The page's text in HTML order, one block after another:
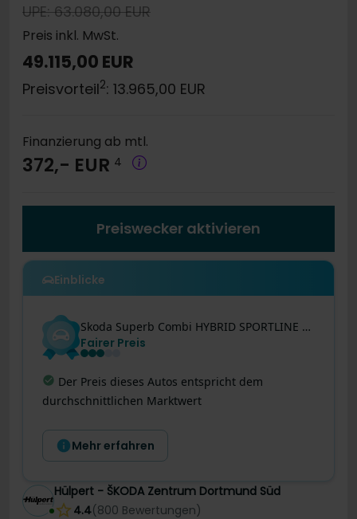
UPE: 63.080,00 EUR
Preis inkl. MwSt.
49.115,00 EUR
Preisvorteil2: 13.965,00 EUR
Finanzierung ab mtl.
372,- EUR 4
Preiswecker aktivieren
Einblicke
Skoda Superb Combi HYBRID SPORTLINE AHK HEADUP 360CAM
Fairer Preis
Effizienter Antrieb:Geringer Verbrauch von
1.4 l/100km
Mehr erfahren
Hülpert - ŠKODA Zentrum Dortmund Süd
4.4(800 Bewertungen)